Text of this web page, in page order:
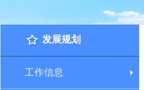
发展规划
工作信息